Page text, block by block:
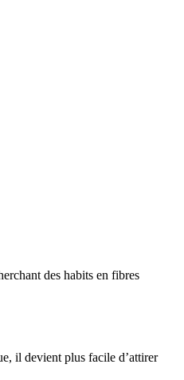
des habits en fibres
il devient plus facile d’attirer